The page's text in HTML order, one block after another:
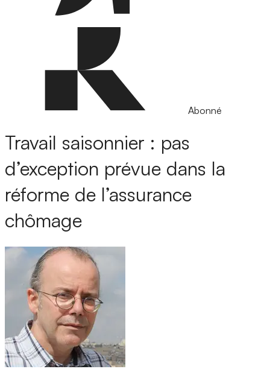
Abonné
Travail saisonnier : pas
d’exception prévue dans la
réforme de l’assurance
chômage